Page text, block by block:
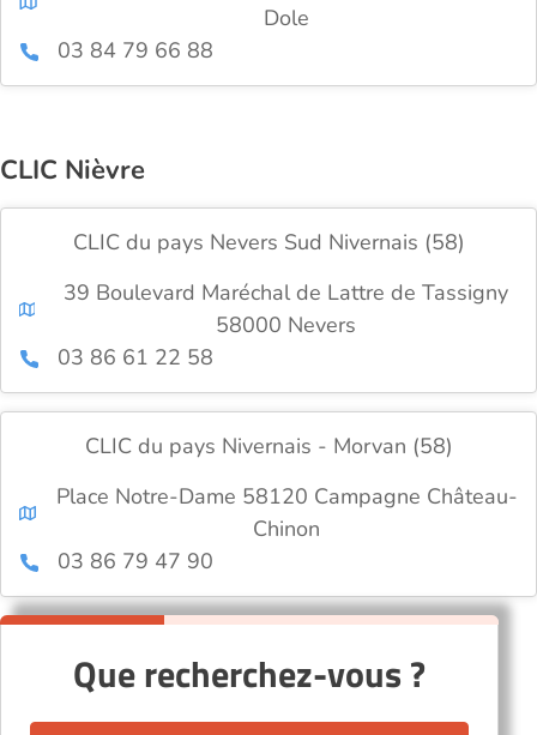
Dole
03 84 79 66 88
CLIC Nièvre
CLIC du pays Nevers Sud Nivernais (58)
39 Boulevard Maréchal de Lattre de Tassigny
58000 Nevers
03 86 61 22 58
CLIC du pays Nivernais - Morvan (58)
Place Notre-Dame 58120 Campagne Château-
Chinon
03 86 79 47 90
Que recherchez-vous ?